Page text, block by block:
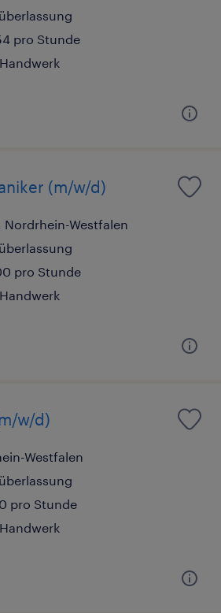
pro Stunde
(m/w/d)
Nordrhein-Westfalen
pro Stunde
w/d)
Westfalen
pro Stunde